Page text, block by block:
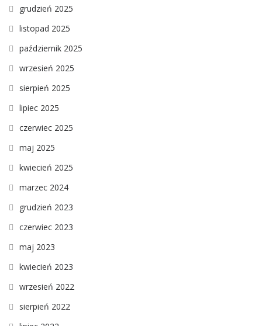
grudzień 2025
listopad 2025
październik 2025
wrzesień 2025
sierpień 2025
lipiec 2025
czerwiec 2025
maj 2025
kwiecień 2025
marzec 2024
grudzień 2023
czerwiec 2023
maj 2023
kwiecień 2023
wrzesień 2022
sierpień 2022